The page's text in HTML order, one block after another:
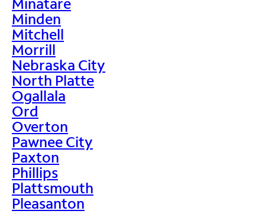
Minden
Mitchell
Morrill
Nebraska City
North Platte
Ogallala
Ord
Overton
Pawnee City
Paxton
Phillips
Plattsmouth
Pleasanton